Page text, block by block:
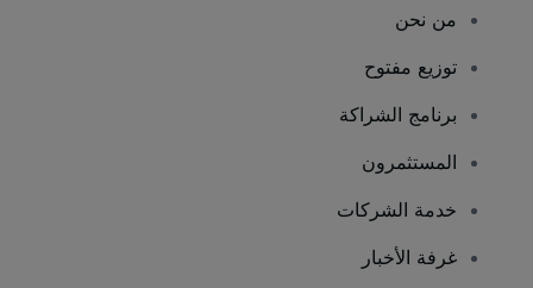
من نحن
توزيع مفتوح
برنامج الشراكة
المستثمرون
خدمة الشركات
غرفة الأخبار